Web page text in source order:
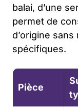
balai, d’une
permet de
d’origine
spécifiques.
Pièce